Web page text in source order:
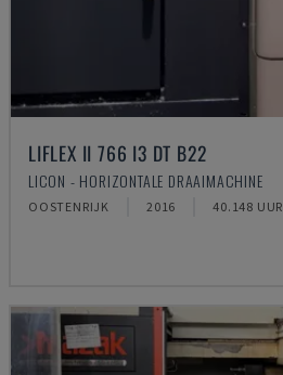
LIFLEX II 766 I3 DT B22
LICON - HORIZONTALE DRAAIMACHINE
OOSTENRIJK 2016 40.148 UUR